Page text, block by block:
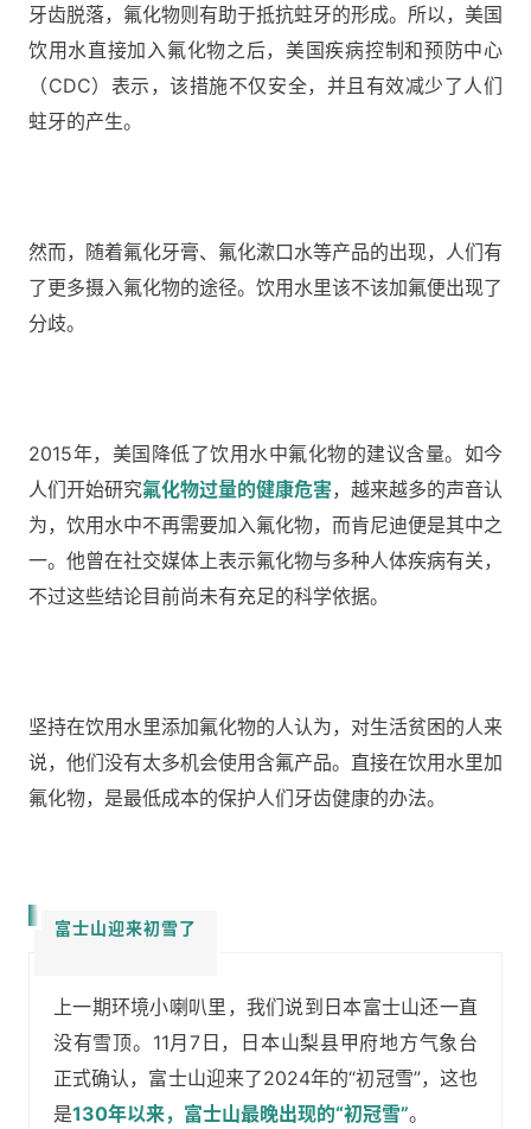
牙齿脱落，氟化物则有助于抵抗蛀牙的形成。所以，美国
饮用水直接加入氟化物之后，美国疾病控制和预防中心
（CDC）表示，该措施不仅安全，并且有效减少了人们
蛀牙的产生。
然而，随着氟化牙膏、氟化漱口水等产品的出现，人们有
了更多摄入氟化物的途径。饮用水里该不该加氟便出现了
分歧。
2015年，美国降低了饮用水中氟化物的建议含量。如今
人们开始研究氟化物过量的健康危害，越来越多的声音认
为，饮用水中不再需要加入氟化物，而肯尼迪便是其中之
一。他曾在社交媒体上表示氟化物与多种人体疾病有关，
不过这些结论目前尚未有充足的科学依据。
坚持在饮用水里添加氟化物的人认为，对生活贫困的人来
说，他们没有太多机会使用含氟产品。直接在饮用水里加
氟化物，是最低成本的保护人们牙齿健康的办法。
富士山迎来初雪了
上一期环境小喇叭里，我们说到日本富士山还一直
没有雪顶。11月7日，日本山梨县甲府地方气象台
正式确认，富士山迎来了2024年的“初冠雪”，这也
是130年以来，富士山最晚出现的“初冠雪”。